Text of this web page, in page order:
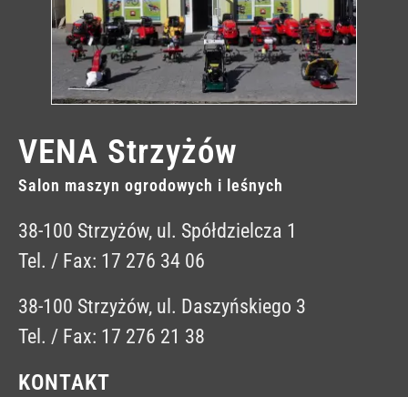
VENA Strzyżów
Salon maszyn ogrodowych i leśnych
38-100 Strzyżów, ul. Spółdzielcza 1
Tel. / Fax: 17 276 34 06
38-100 Strzyżów, ul. Daszyńskiego 3
Tel. / Fax: 17 276 21 38
KONTAKT